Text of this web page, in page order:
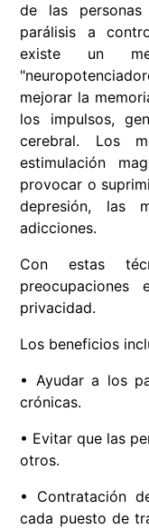
de las
parálisis a
existe un
"
mejorar la
los impulsos,
cerebral. Los
estimulación
provocar o
depresión, las
adicciones.
Con estas
privacidad.
Los beneficios
• Ayudar a los
crónicas.
• Evitar que las
otros.
• Contratación
cada puesto de